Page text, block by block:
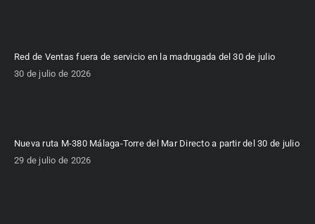
Red de Ventas fuera de servicio en la madrugada del 30 de julio
30 de julio de 2026
Nueva ruta M-380 Málaga-Torre del Mar Directo a partir del 30 de julio
29 de julio de 2026